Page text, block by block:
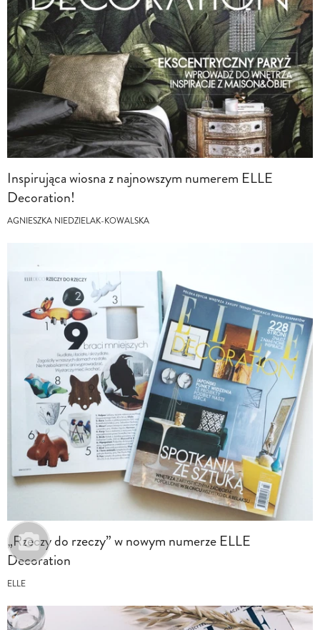
Inspirująca wiosna z najnowszym numerem ELLE
Decoration!
AGNIESZKA NIEDZIELAK-KOWALSKA
„Rzeczy do rzeczy” w nowym numerze ELLE
Decoration
ELLE